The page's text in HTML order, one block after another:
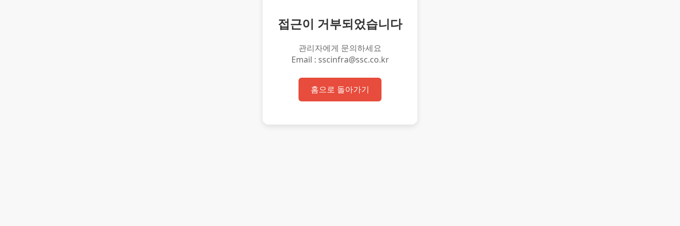
접근이 거부되었습니다
관리자에게 문의하세요
Email : sscinfra@ssc.co.kr
홈으로 돌아가기